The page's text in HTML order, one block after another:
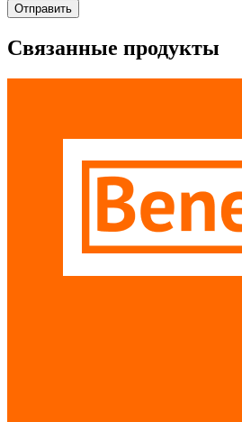
Отправить
Связанные продукты